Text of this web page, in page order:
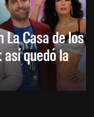
La Casa de los
quedó la